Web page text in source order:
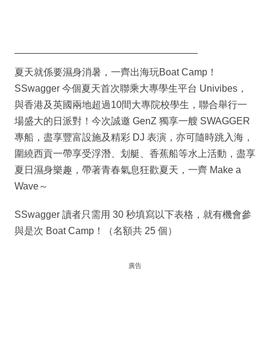
———————————————————
夏天就係要濕身消暑，一齊出海玩Boat Camp！
SSwagger 今個夏天首次聯乘大專學生平台 Univibes，
與香港及英國兩地超過10間大專院校學生，聯合舉行一
場盛大的日派對！今次誠邀 GenZ 獨享一艘 SWAGGER
專船，盡享豐富設施及精彩 DJ 表演，亦可隨時跳入海，
圍繞西貢一帶享受浮潛、划艇、香蕉船等水上活動，盡享
夏日濕身樂趣，帶著青春氣息狂歡夏天，一齊 Make a
Wave～
SSwagger 讀者只需用 30 秒填寫以下表格，就有機會參
與是次 Boat Camp！（名額共 25 個）
廣告